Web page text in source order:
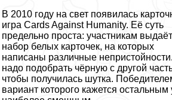
В 2010 году на свет появилась
игра Cards Against Humanity. Её суть
предельно проста: участникам
набор белых карточек, на которых
написаны различные
надо подобрать чёрную с другой
чтобы получилась шутка.
вариант которого кажется остальным